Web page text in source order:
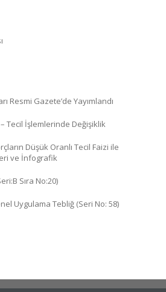
Resmi Gazete’de Yayımlandı
Tecil İşlemlerinde Değişiklik
Düşük Oranlı Tecil Faizi ile
ve İnfografik
Sıra No:20)
Uygulama Tebliğ (Seri No: 58)